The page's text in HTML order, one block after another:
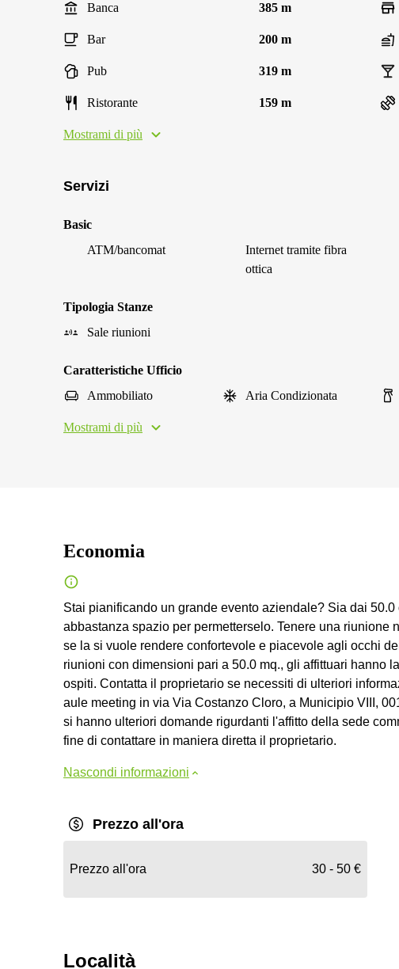
Banca 385 m
Bar 200 m
Pub 319 m
Ristorante 159 m
Mostrami di più
Servizi
Basic
ATM/bancomat
Internet tramite fibra
ottica
Tipologia Stanze
Sale riunioni
Caratteristiche Ufficio
Ammobiliato
Aria Condizionata
Mostrami di più
Economia
Stai pianificando un grande evento aziendale? Sia dai
abbastanza spazio per permetterselo. Tenere una
se la si vuole rendere confortevole e piacevole agli occhi
riunioni con dimensioni pari a 50.0 mq., gli affittuari hanno
ospiti. Contatta il proprietario se necessiti di ulteriori
aule meeting in via Via Costanzo Cloro, a Municipio VIII,
si hanno ulteriori domande rigurdanti l'affitto della sede
fine di contattare in maniera diretta il proprietario.
Nascondi informazioni
Prezzo all'ora
Prezzo all'ora 30 - 50 €
Località